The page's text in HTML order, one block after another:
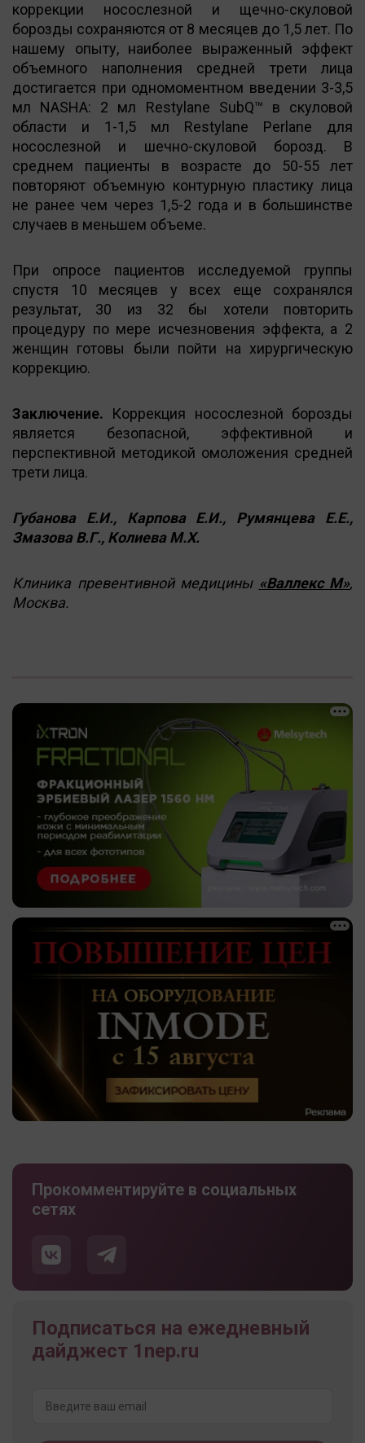
коррекции носослезной и щечно-скуловой
борозды сохраняются от 8 месяцев до 1,5 лет. По
нашему опыту, наиболее выраженный эффект
объемного наполнения средней трети лица
достигается при одномоментном введении 3-3,5
мл NASHA: 2 мл Restylane SubQ™ в скуловой
области и 1-1,5 мл Restylane Perlane для
носослезной и шечно-скуловой борозд. В
среднем пациенты в возрасте до 50-55 лет
повторяют объемную контурную пластику лица
не ранее чем через 1,5-2 года и в большинстве
случаев в меньшем объеме.
При опросе пациентов исследуемой группы
спустя 10 месяцев у всех еще сохранялся
результат, 30 из 32 бы хотели повторить
процедуру по мере исчезновения эффекта, а 2
женщин готовы были пойти на хирургическую
коррекцию.
Заключение. Коррекция носослезной борозды
является безопасной, эффективной и
перспективной методикой омоложения средней
трети лица.
Губанова Е.И., Карпова Е.И., Румянцева Е.Е.,
Змазова В.Г., Колиева М.Х.
Клиника превентивной медицины «Валлекс М»,
Москва.
Прокомментируйте в социальных
сетях
Подписаться на ежедневный
дайджест 1nep.ru